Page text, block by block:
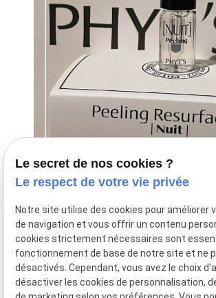
Le secret de nos cookies ?
Le respect de votre vie privée
Notre site utilise des cookies pour améliorer
de navigation et vous offrir un contenu
cookies strictement nécessaires sont
fonctionnement de base de notre site et ne
désactivés. Cependant, vous avez le choix
désactiver les cookies de personnalisation,